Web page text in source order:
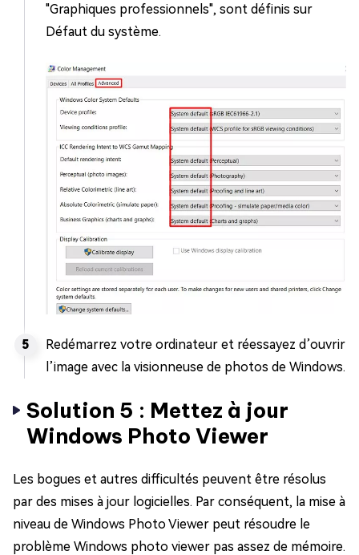
"Graphiques professionnels", sont définis sur
Défaut du système.
Redémarrez votre ordinateur et réessayez d’ouvrir
l’image avec la visionneuse de photos de Windows.
Solution 5 : Mettez à jour
Windows Photo Viewer
Les bogues et autres difficultés peuvent être résolus
par des mises à jour logicielles. Par conséquent, la mise à
niveau de Windows Photo Viewer peut résoudre le
problème Windows photo viewer pas assez de mémoire.